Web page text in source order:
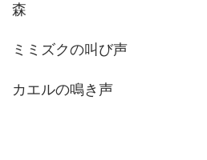
森
ミミズクの叫び声
カエルの鳴き声